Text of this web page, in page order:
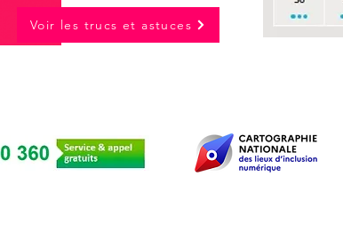
Voir les trucs et astuces